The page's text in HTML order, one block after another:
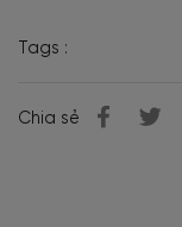
Tags :
Chia sẻ